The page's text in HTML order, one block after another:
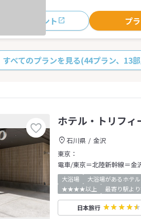
おすすめポイント プ
すべてのプランを見る(44プラン、13
ホテル・トリフィ
石川県
金沢
東京：
電車/東京＝北陸新幹線＝金
大浴場 大浴場があるホテル
★★★★以上
最寄り駅よ
日本旅行